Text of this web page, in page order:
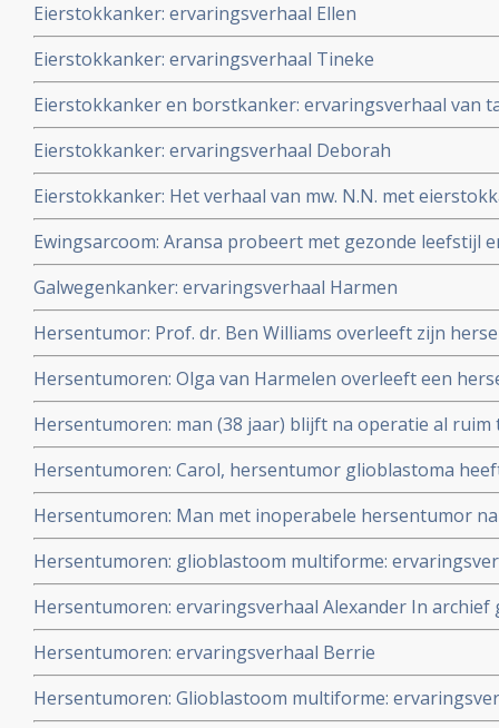
Eierstokkanker: ervaringsverhaal Ellen
Eierstokkanker: ervaringsverhaal Tineke
Eierstokkanker en borstkanker: ervaringsverhaal van
Eierstokkanker: ervaringsverhaal Deborah
Eierstokkanker: Het verhaal van mw. N.N. met
de zomer van 2004.
Ewingsarcoom: Aransa probeert met gezonde leefstijl
aanpak haar kanker onder controle te houden.
Galwegenkanker: ervaringsverhaal Harmen
Hersentumor: Prof. dr. Ben Williams overleeft zijn
combinatie van reguliere aanpak plus aanvullende
Hersentumoren: Olga van Harmelen overleeft een
- cannabisolie na recidief na falen van
Hersentumoren: man (38 jaar) blijft na operatie al ruim
een glioblastoma door standaard behandeling van
aanvullend onder begeleiding een kytogeen dieet en
Hersentumoren: Carol, hersentumor glioblastoma
met nivolumab plus Avastin - bevacizumab nadat
Hersentumoren: Man met inoperabele hersentumor
hyperthermie inmiddels ruim 12,5 jaar klinisch
Hersentumoren: glioblastoom multiforme:
Hersentumoren: ervaringsverhaal Alexander In archief
Hersentumoren: ervaringsverhaal Berrie
Hersentumoren: Glioblastoom multiforme: